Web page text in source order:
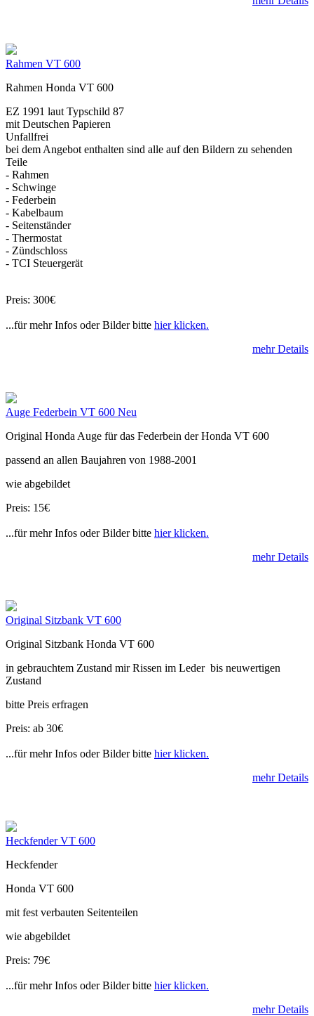
Rahmen VT 600
Rahmen Honda VT 600
EZ 1991 laut Typschild 87
mit Deutschen Papieren
Unfallfrei
bei dem Angebot enthalten sind alle auf den Bildern zu sehenden
Teile
- Rahmen
- Schwinge
- Federbein
- Kabelbaum
- Seitenständer
- Thermostat
- Zündschloss
- TCI Steuergerät
Preis: 300€
...für mehr Infos oder Bilder bitte hier klicken.
mehr Details
Auge Federbein VT 600 Neu
Original Honda Auge für das Federbein der Honda VT 600
passend an allen Baujahren von 1988-2001
wie abgebildet
Preis: 15€
...für mehr Infos oder Bilder bitte hier klicken.
mehr Details
Original Sitzbank VT 600
Original Sitzbank Honda VT 600
in gebrauchtem Zustand mir Rissen im Leder bis neuwertigen
Zustand
bitte Preis erfragen
Preis: ab 30€
...für mehr Infos oder Bilder bitte hier klicken.
mehr Details
Heckfender VT 600
Heckfender
Honda VT 600
mit fest verbauten Seitenteilen
wie abgebildet
Preis: 79€
...für mehr Infos oder Bilder bitte hier klicken.
mehr Details